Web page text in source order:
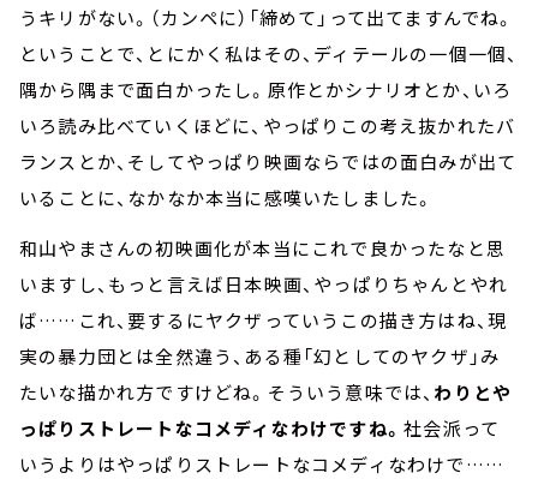
うキリがない。（カンペに）「締めて」って出てますんでね。
ということで、とにかく私はその、ディテールの一個一個、
隅から隅まで面白かったし。原作とかシナリオとか、いろ
いろ読み比べていくほどに、やっぱりこの考え抜かれたバ
ランスとか、そしてやっぱり映画ならではの面白みが出て
いることに、なかなか本当に感嘆いたしました。
和山やまさんの初映画化が本当にこれで良かったなと思
いますし、もっと言えば日本映画、やっぱりちゃんとやれ
ば……これ、要するにヤクザっていうこの描き方はね、現
実の暴力団とは全然違う、ある種「幻としてのヤクザ」み
たいな描かれ方ですけどね。そういう意味では、 わりとや
っぱりストレートなコメディなわけですね。社会派って
いうよりはやっぱりストレートなコメディなわけで……